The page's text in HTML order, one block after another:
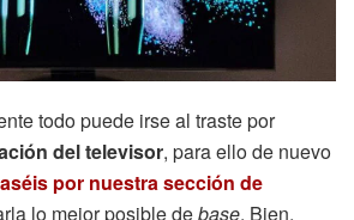
todo puede irse al traste por
del televisor, para ello de nuevo
por nuestra sección de
lo mejor posible debase. Bien,